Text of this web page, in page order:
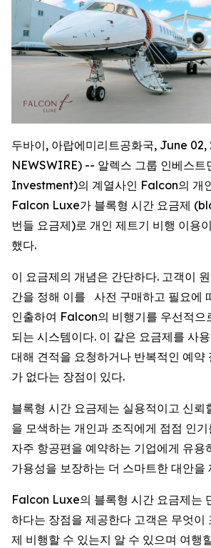
두바이, 아랍에미리트공화국, June 02,
NEWSWIRE) -- 알렉스 그룹 인베스
Investment)의 계열사인 Falcon의 개
Falcon Luxe가 블록형 시간 요금제
번들 요금제)로 개인 제트기 비행 이용
했다.
이 요금제의 개념은 간단하다. 고객이
간을 정해 이를 사전 구매하고 필요에
인출하여 Falcon의 비행기를 우선적으
되는 시스템이다. 이 같은 요금제를 사
대해 견적을 요청하거나 반복적인 예약
가 없다는 장점이 있다.
블록형 시간 요금제는 실용적이고 신뢰
을 모색하는 개인과 조직에게 점점 인기
자주 항공편을 예약하는 기업에게 유용
가용성을 보장하는 더 스마트한 대안을
Falcon Luxe의 블록형 시간 요금제는
하다는 장점을 제공한다 고객은 무엇이
제 비행할 수 있는지 알 수 있으며 여행